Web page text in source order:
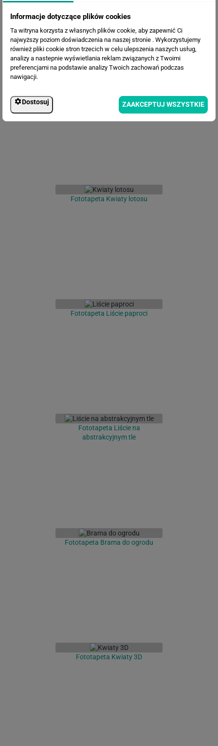
Fototapeta Kwiaty lotosu
Fototapeta Liście paproci
Fototapeta Liście na
abstrakcyjnym tle
Fototapeta Brama do ogrodu
Fototapeta Kwiaty 3D
Informacje dotyczące plików cookies
Ta witryna korzysta z własnych plików cookie, aby zapewnić Ci
najwyższy poziom doświadczenia na naszej stronie . Wykorzystujemy
również pliki cookie stron trzecich w celu ulepszenia naszych usług,
analizy a nastepnie wyświetlania reklam związanych z Twoimi
preferencjami na podstawie analizy Twoich zachowań podczas
nawigacji.
Dostosuj ZAAKCEPTUJ WSZYSTKIE